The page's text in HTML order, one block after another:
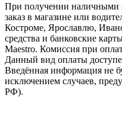
При получении наличными
заказ в магазине или
Костроме, Ярославлю,
средства и банковские
Maestro. Комиссия при
Данный вид оплаты
Введённая информация не
исключением случаев,
РФ).